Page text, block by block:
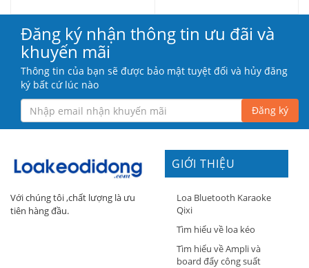
Đăng ký nhận thông tin ưu đãi và
khuyến mãi
Thông tin của bạn sẽ được bảo mật tuyệt đối và hủy đăng
ký bất cứ lúc nào
Đăng ký
Với chúng tôi ,chất lượng là ưu
tiên hàng đầu.
GIỚI THIỆU
Loa Bluetooth Karaoke
Qixi
Tìm hiểu về loa kéo
Tìm hiểu về Ampli và
board đẩy công suất